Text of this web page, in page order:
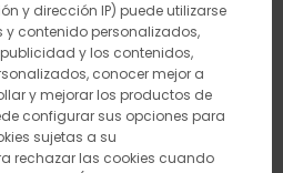
y dirección IP) puede utilizarse
contenido personalizados,
y los contenidos,
conocer mejor a
y mejorar los productos de
configurar sus opciones para
sujetas a su
rechazar las cookies cuando